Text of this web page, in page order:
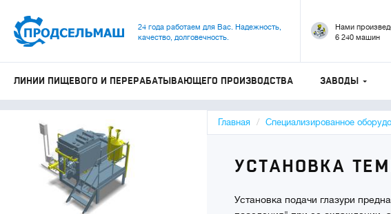
24 года работаем для Вас. Надежность,
качество, долговечность.
Нами
6 240 машин
ЛИНИИ ПИЩЕВОГО И ПЕРЕРАБАТЫВАЮЩЕГО ПРОИЗВОДСТВА ЗАВОДЫ
Главная Специализированное
УСТАНОВКА
Установка подачи глазури